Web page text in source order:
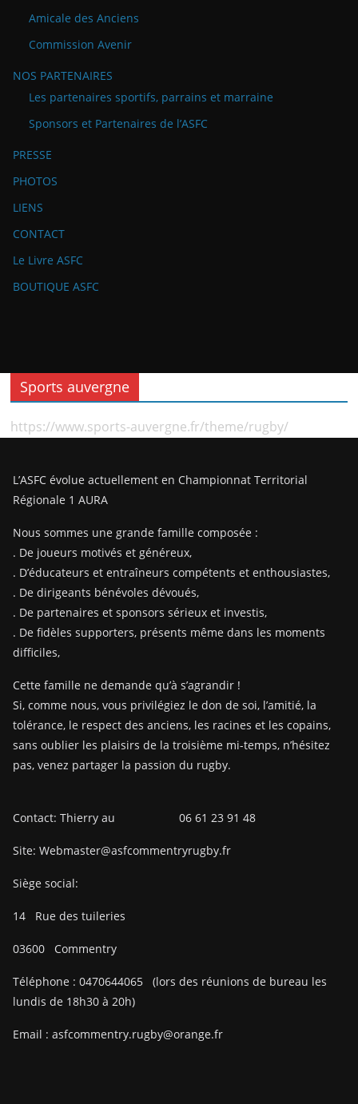
Amicale des Anciens
Commission Avenir
NOS PARTENAIRES
Les partenaires sportifs, parrains et marraine
Sponsors et Partenaires de l’ASFC
PRESSE
PHOTOS
LIENS
CONTACT
Le Livre ASFC
BOUTIQUE ASFC
Sports auvergne
https://www.sports-auvergne.fr/theme/rugby/
L’ASFC évolue actuellement en Championnat Territorial
Régionale 1 AURA
Nous sommes une grande famille composée :
. De joueurs motivés et généreux,
. D’éducateurs et entraîneurs compétents et enthousiastes,
. De dirigeants bénévoles dévoués,
. De partenaires et sponsors sérieux et investis,
. De fidèles supporters, présents même dans les moments
difficiles,
Cette famille ne demande qu’à s’agrandir !
Si, comme nous, vous privilégiez le don de soi, l’amitié, la
tolérance, le respect des anciens, les racines et les copains,
sans oublier les plaisirs de la troisième mi-temps, n’hésitez
pas, venez partager la passion du rugby.
Contact: Thierry au 06 61 23 91 48
Site: Webmaster@asfcommentryrugby.fr
Siège social:
14 Rue des tuileries
03600 Commentry
Téléphone : 0470644065
(lors des réunions de bureau les
lundis de 18h30 à 20h)
Email : asfcommentry.rugby@orange.fr